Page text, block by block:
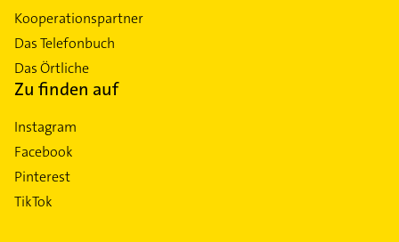
Kooperationspartner
Das Telefonbuch
Das Örtliche
Zu finden auf
Instagram
Facebook
Pinterest
TikTok